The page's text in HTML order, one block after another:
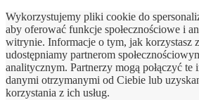
Wykorzystujemy pliki cookie do
aby oferować funkcje społecznościowe i
witrynie. Informacje o tym, jak korzystasz
udostępniamy partnerom
analitycznym. Partnerzy mogą połączyć
danymi otrzymanymi od Ciebie lub
korzystania z ich usług.